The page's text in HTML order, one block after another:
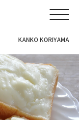
KANKO KORIYAMA